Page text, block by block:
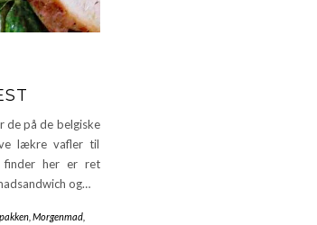
de på de belgiske
lækre vafler til
finder her er ret
og…
, Morgenmad,